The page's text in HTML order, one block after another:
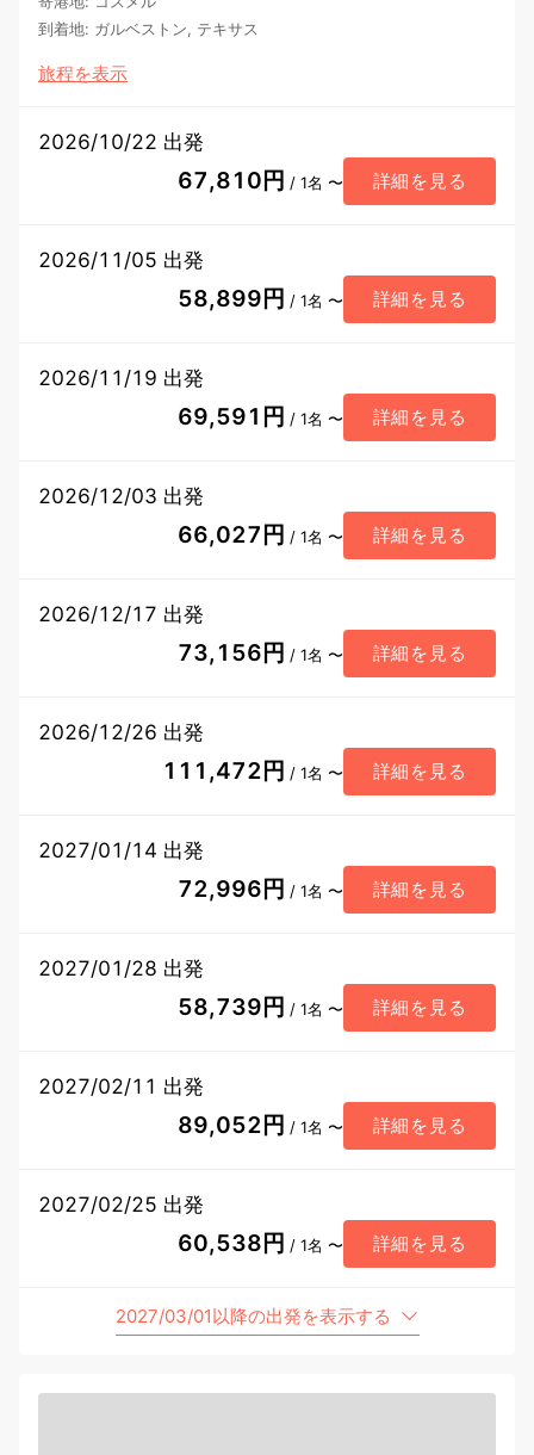
到着地: ガルベストン, テキサス
旅程を表示
2026/10/22 出発
67,810円 / 1名 〜 詳細を見る
2026/11/05 出発
58,899円 / 1名 〜 詳細を見る
2026/11/19 出発
69,591円 / 1名 〜 詳細を見る
2026/12/03 出発
66,027円 / 1名 〜 詳細を見る
2026/12/17 出発
73,156円 / 1名 〜 詳細を見る
2026/12/26 出発
111,472円 / 1名 〜 詳細を見る
2027/01/14 出発
72,996円 / 1名 〜 詳細を見る
2027/01/28 出発
58,739円 / 1名 〜 詳細を見る
2027/02/11 出発
89,052円 / 1名 〜 詳細を見る
2027/02/25 出発
60,538円 / 1名 〜 詳細を見る
2027/03/01以降の出発を表示する